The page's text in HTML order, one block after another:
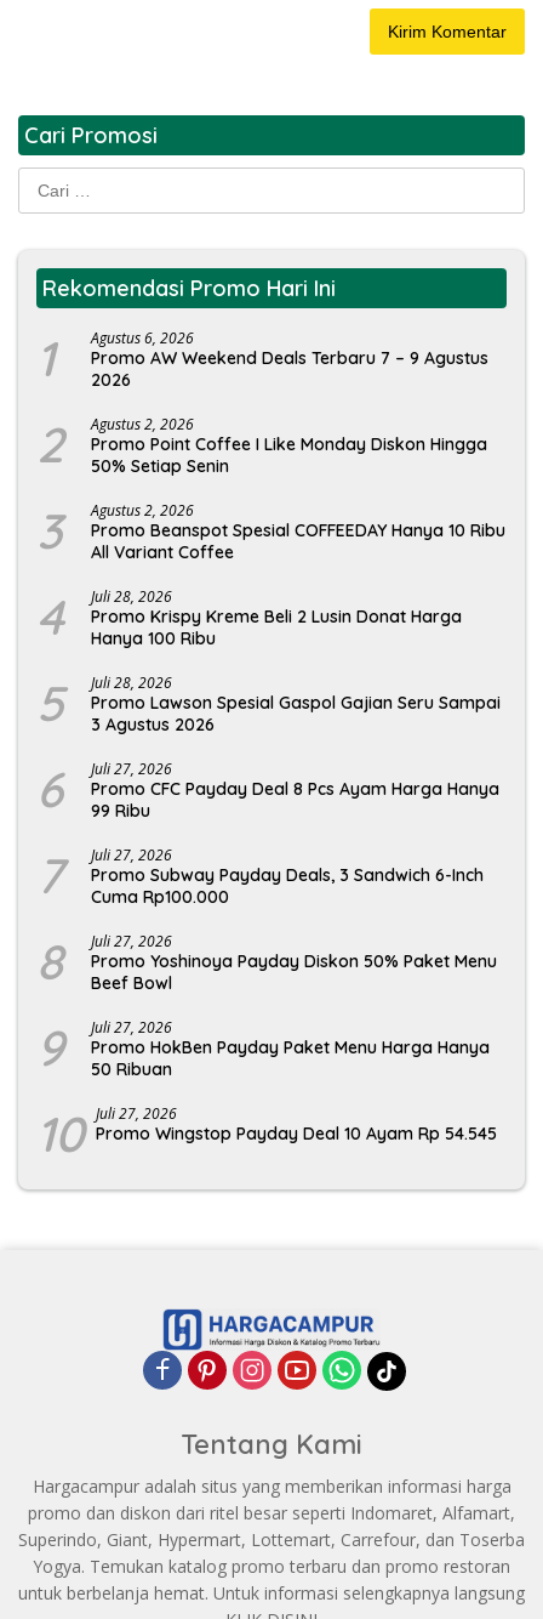
Cari Promosi
Cari
untuk:
Rekomendasi Promo Hari Ini
1 Agustus 6, 2026
Promo AW Weekend Deals Terbaru 7 – 9 Agustus
2026
2 Agustus 2, 2026
Promo Point Coffee I Like Monday Diskon Hingga
50% Setiap Senin
3 Agustus 2, 2026
Promo Beanspot Spesial COFFEEDAY Hanya 10 Ribu
All Variant Coffee
4 Juli 28, 2026
Promo Krispy Kreme Beli 2 Lusin Donat Harga
Hanya 100 Ribu
5 Juli 28, 2026
Promo Lawson Spesial Gaspol Gajian Seru Sampai
3 Agustus 2026
6 Juli 27, 2026
Promo CFC Payday Deal 8 Pcs Ayam Harga Hanya
99 Ribu
7 Juli 27, 2026
Promo Subway Payday Deals, 3 Sandwich 6-Inch
Cuma Rp100.000
8 Juli 27, 2026
Promo Yoshinoya Payday Diskon 50% Paket Menu
Beef Bowl
9 Juli 27, 2026
Promo HokBen Payday Paket Menu Harga Hanya
50 Ribuan
10 Juli 27, 2026
Promo Wingstop Payday Deal 10 Ayam Rp 54.545
Tentang Kami
Hargacampur adalah situs yang memberikan informasi harga
promo dan diskon dari ritel besar seperti Indomaret, Alfamart,
Superindo, Giant, Hypermart, Lottemart, Carrefour, dan Toserba
Yogya. Temukan katalog promo terbaru dan promo restoran
untuk berbelanja hemat. Untuk informasi selengkapnya langsung